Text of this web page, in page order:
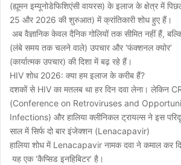
(ह्यूमन इम्यूनोडेफिशिएंसी वायरस) के इलाज के क्षेत्र में
25 और 2026 की शुरुआत) में क्रांतिकारी शोध हुए हैं।
अब वैज्ञानिक केवल दैनिक गोलियों तक सीमित नहीं हैं, बल्कि
(लंबे समय तक चलने वाले) उपचार और ‘फंक्शनल क्योर’
(कार्यात्मक उपचार) की दिशा में बढ़ रहे हैं।
HIV शोध 2026: क्या हम इलाज के करीब हैं?
दशकों से HIV का मतलब था हर दिन दवा लेना। लेकिन
(Conference on Retroviruses and
Infections) और हालिया क्लीनिकल ट्रायल्स ने इस
साल में सिर्फ दो बार इंजेक्शन (Lenacapavir)
हालिया शोध में Lenacapavir नामक दवा ने कमाल कर
यह एक ‘कैप्सिड इनहिबिटर’ है।